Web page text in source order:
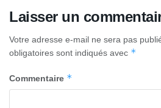
Laisser un
Votre adresse e-mail ne sera pas
obligatoires sont indiqués avec *
Commentaire *